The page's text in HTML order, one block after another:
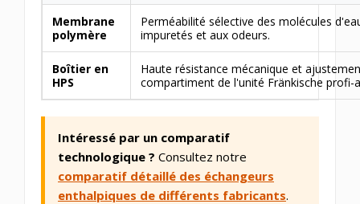
Membrane
polymère
Perméabilité sélective des molécules
impuretés et aux odeurs.
Boîtier en
HPS
Haute résistance mécanique et
compartiment de l'unité Fränkische profi-
Intéressé par un comparatif
technologique ? Consultez notre
comparatif détaillé des échangeurs
enthalpiques de différents fabricants.